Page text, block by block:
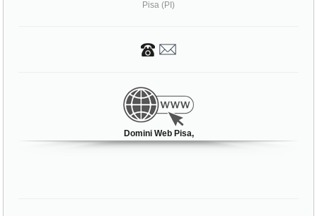
Pisa (PI)
Domini Web Pisa,